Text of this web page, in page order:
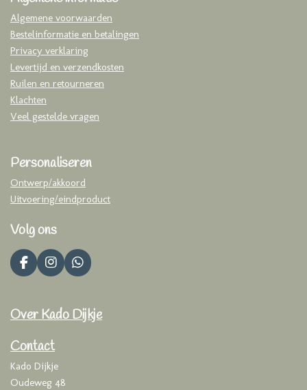
Algemene voorwaarden
Bestelinformatie en betalingen
Privacy verklaring
Levertijd en verzendkosten
Ruilen en retourneren
Klachten
Veel gestelde vragen
Personaliseren
Ontwerp/akkoord
Uitvoering/eindproduct
Volg ons
F
a
b
o
k
I
n
a
r
a
m
W
h
s
Over Kado Dijkje
Contact
Kado Dijkje
Oudeweg 48